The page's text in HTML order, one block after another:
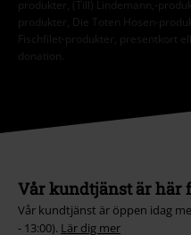
produkter, (Till) Lindemann,-
produkter, Die Toten Hosen-
Fischfilet-produkter, presentkort
donation.
Vår kundtjänst är här
Vår kundtjänst är öppen idag
- 13:00). Lär dig mer